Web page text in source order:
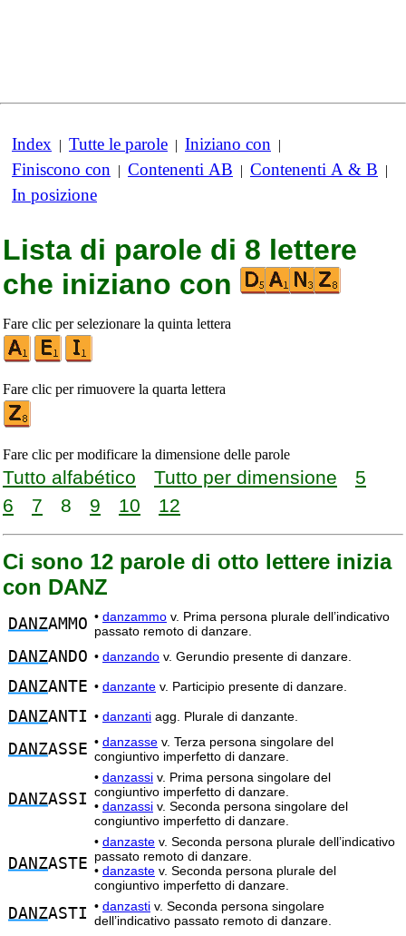
Index | Tutte le parole | Iniziano con |
Finiscono con | Contenenti AB | Contenenti A & B |
In posizione
Lista di parole di 8 lettere
che iniziano con
Fare clic per selezionare la quinta lettera
Fare clic per rimuovere la quarta lettera
Fare clic per modificare la dimensione delle parole
Tutto alfabético Tutto per dimensione
5
6
7 8 9 10 12
Ci sono 12 parole di otto lettere inizia
con DANZ
DANZAMMO • danzammo v. Prima persona plurale dell’indicativo
passato remoto di danzare.
DANZANDO • danzando v. Gerundio presente di danzare.
DANZANTE • danzante v. Participio presente di danzare.
DANZANTI • danzanti agg. Plurale di danzante.
DANZASSE • danzasse v. Terza persona singolare del
congiuntivo imperfetto di danzare.
DANZASSI
• danzassi v. Prima persona singolare del
congiuntivo imperfetto di danzare.
• danzassi v. Seconda persona singolare del
congiuntivo imperfetto di danzare.
DANZASTE
• danzaste v. Seconda persona plurale dell’indicativo
passato remoto di danzare.
• danzaste v. Seconda persona plurale del
congiuntivo imperfetto di danzare.
DANZASTI • danzasti v. Seconda persona singolare
dell’indicativo passato remoto di danzare.